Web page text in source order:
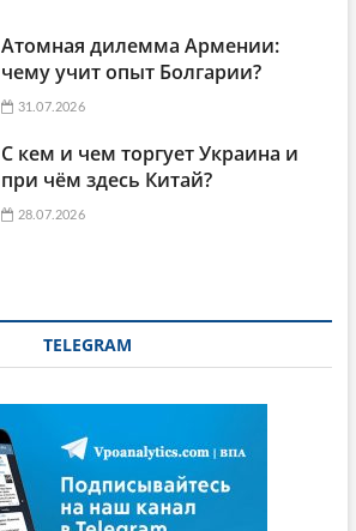
Атомная дилемма Армении:
чему учит опыт Болгарии?
31.07.2026
С кем и чем торгует Украина и
при чём здесь Китай?
28.07.2026
TELEGRAM